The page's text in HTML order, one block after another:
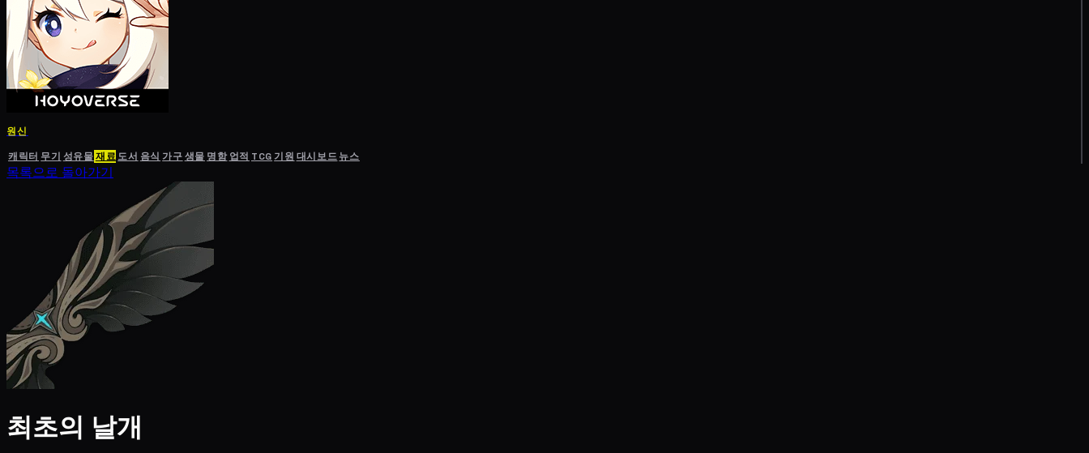
원신
캐릭터 무기 성유물재료도서 음식 가구생물 명함 업적 TCG기원 대시보드뉴스
목록으로 돌아가기
최초의 날개